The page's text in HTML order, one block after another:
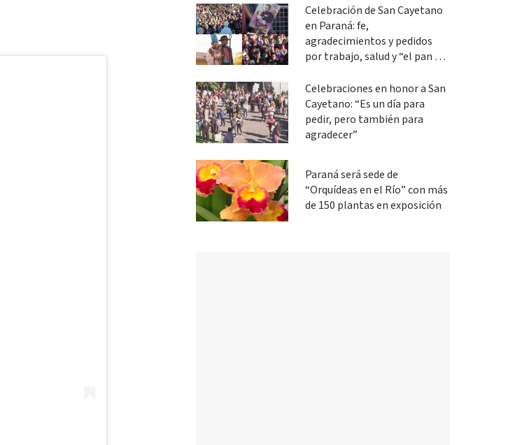
Celebración de San Cayetano
en Paraná: fe,
agradecimientos y pedidos
por trabajo, salud y “el pan de
Celebraciones en honor a San
Cayetano: “Es un día para
pedir, pero también para
agradecer”
Paraná será sede de
“Orquídeas en el Río” con más
de 150 plantas en exposición